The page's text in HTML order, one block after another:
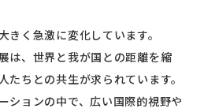
きく急激に変化しています。
は、世界と我が国との距離を縮
たちとの共生が求られています。
ションの中で、広い国際的視野や